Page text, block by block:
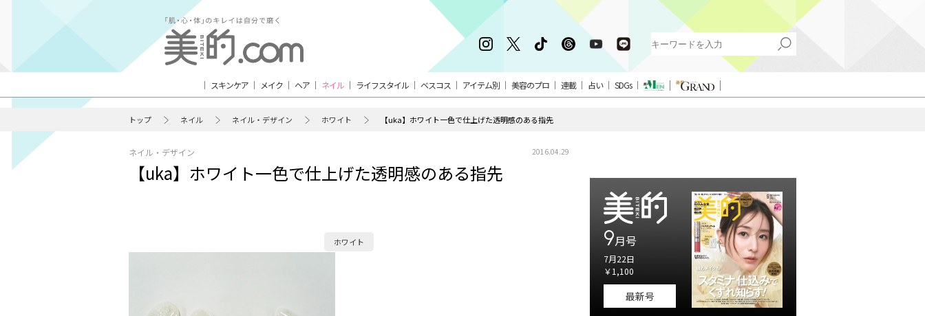
スキンケア メイク ヘア ネイル ライフスタイル ベスコス アイテム別 美容のプロ 連載 占い SDGs
トップ ネイル ネイル・デザイン ホワイト 【uka】ホワイト一色で仕上げた透明感のある指先
ネイル・デザイン 2016.04.29
【uka】ホワイト一色で仕上げた透明感のある指先
ホワイト 9月号
7月22日
￥1,100
最新号